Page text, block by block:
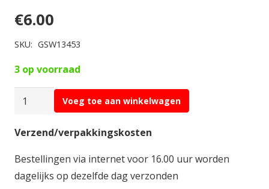
€6.00
SKU: GSW13453
3 op voorraad
Green
Grass
12mm
-
Voeg toe aan winkelwagen
Verzend/verpakkingskosten
Bestellingen via internet voor 16.00 uur worden
dagelijks op dezelfde dag verzonden